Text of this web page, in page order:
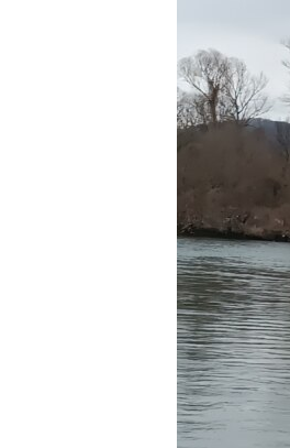
TRI DECENIJE OD RATA U BIH
NASTANAK I RASPAD JUGOSLAVIJE